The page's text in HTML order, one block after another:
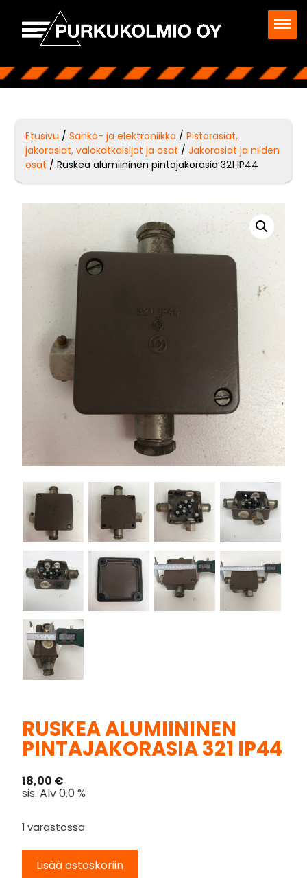
Etusivu /Sähkö- ja elektroniikka /Pistorasiat,
jakorasiat, valokatkaisijat ja osat /Jakorasiat ja niiden
osat / Ruskea alumiininen pintajakorasia 321 IP44
RUSKEA ALUMIININEN
PINTAJAKORASIA 321 IP44
18,00 €
sis. Alv 0.0 %
1 varastossa
Lisää ostoskoriin